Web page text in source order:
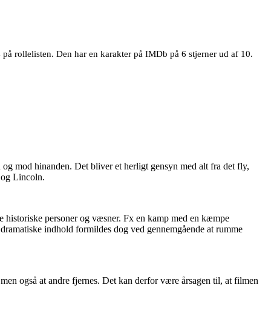
rollelisten. Den har en karakter på IMDb på 6 stjerner ud af 10.
mod hinanden. Det bliver et herligt gensyn med alt fra det fly,
Lincoln.
personer og væsner. Fx en kamp med en kæmpe
indhold formildes dog ved gennemgående at rumme
også at andre fjernes. Det kan derfor være årsagen til, at filmen